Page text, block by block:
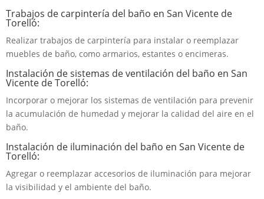
Trabajos de carpintería del baño en San Vicente de
Torelló:
Realizar trabajos de carpintería para instalar o reemplazar
muebles de baño, como armarios, estantes o encimeras.
Instalación de sistemas de ventilación del baño en San
Vicente de Torelló:
Incorporar o mejorar los sistemas de ventilación para prevenir
la acumulación de humedad y mejorar la calidad del aire en el
baño.
Instalación de iluminación del baño en San Vicente de
Torelló:
Agregar o reemplazar accesorios de iluminación para mejorar
la visibilidad y el ambiente del baño.